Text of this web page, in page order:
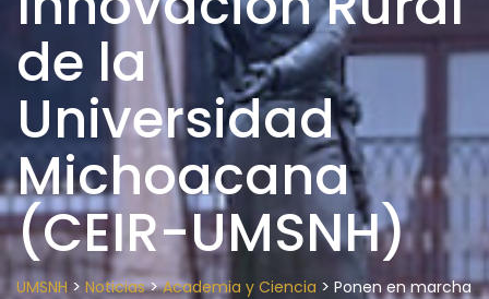
de la
Universidad
Michoacana
(CEIR-UMSNH)
UMSNH > Noticias>Academia y Ciencia > Ponen en marcha